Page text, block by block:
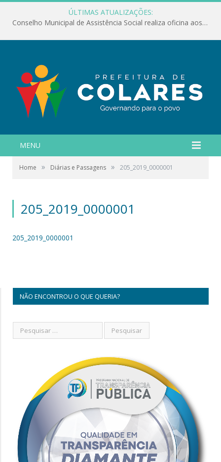
ÚLTIMAS ATUALIZAÇÕES:
Conselho Municipal de Assistência Social realiza oficina aos servidores
MENU
Home » Diárias e Passagens » 205_2019_0000001
205_2019_0000001
205_2019_0000001
NÃO ENCONTROU O QUE QUERIA?